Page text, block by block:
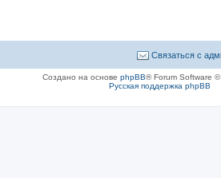
Связаться с
Создано на основе phpBB® Forum Software
Русская поддержка phpBB